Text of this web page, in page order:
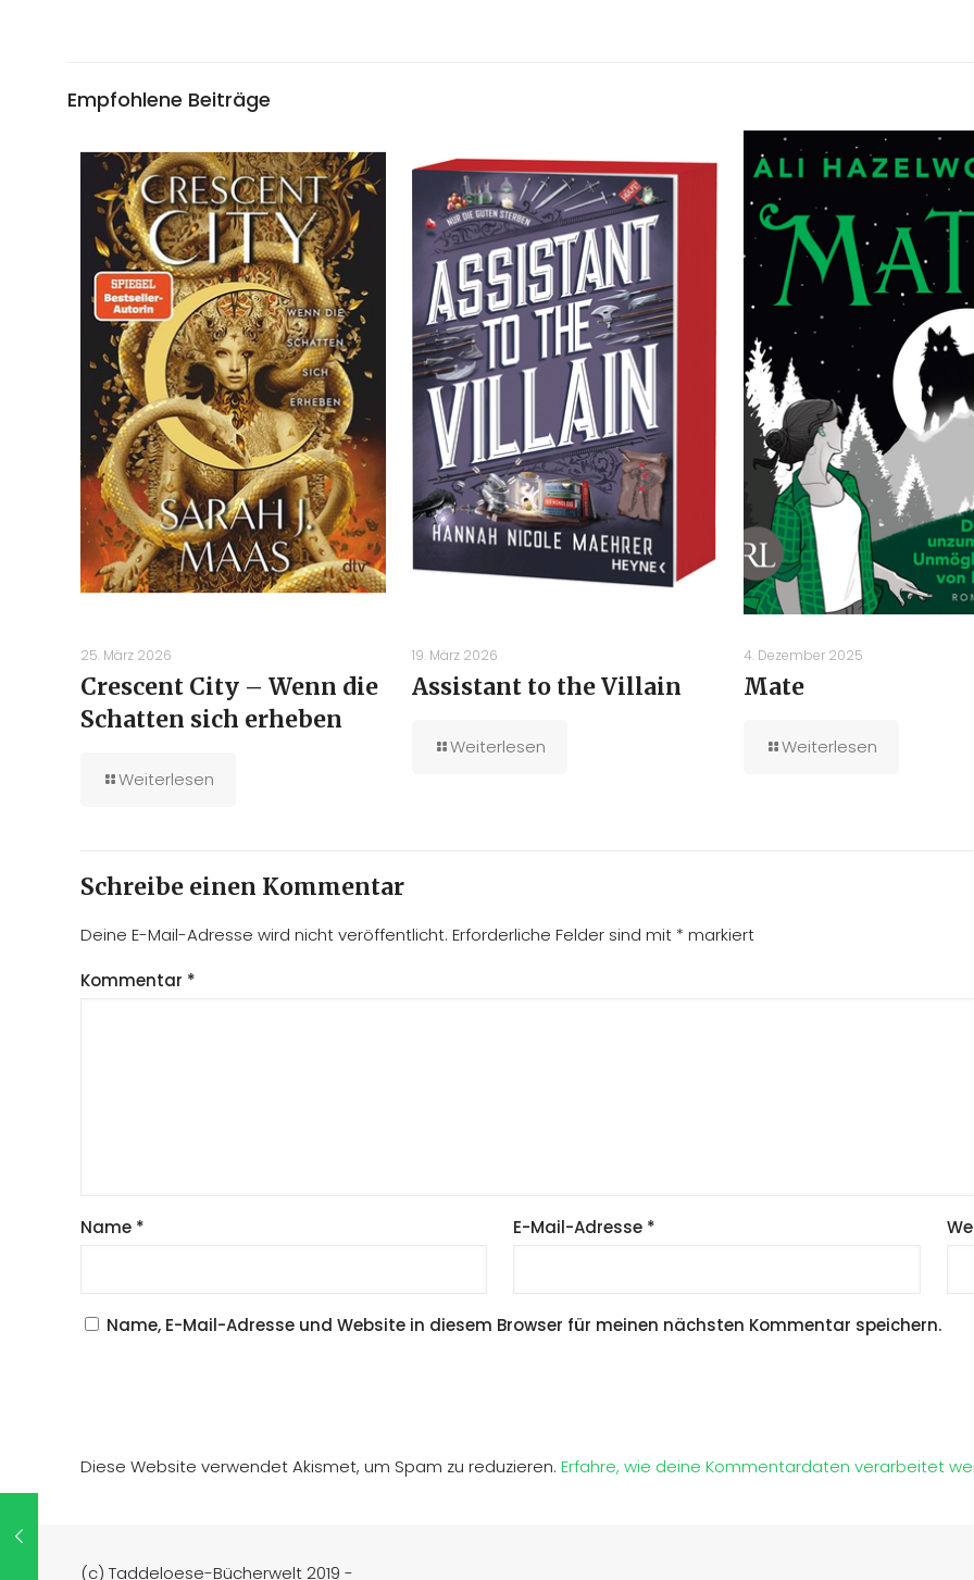
Empfohlene Beiträge
25. März 2026
Crescent City – Wenn die
Schatten sich erheben
Weiterlesen
19. März 2026
Assistant to the Villain
Weiterlesen
4. Dezember 2025
Mate
Weiterlesen
Schreibe einen Kommentar
Deine E-Mail-Adresse wird nicht veröffentlicht. Erforderliche Felder sind mit * markiert
Kommentar *
Name * E-Mail-Adresse *
Name, E-Mail-Adresse und Website in diesem Browser für meinen nächsten Kommentar speichern.
Diese Website verwendet Akismet, um Spam zu reduzieren. Erfahre, wie deine Kommentardaten verarbeitet
(c) Taddeloese-Bücherwelt 2019 -